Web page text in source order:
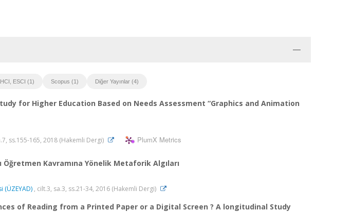
ESCI (1) Scopus (1) Diğer Yayınlar (4)
for Higher Education Based on Needs Assessment “Graphics and Animation
ss.155-165, 2018 (Hakemli Dergi) PlumX Metrics
Öğretmen Kavramına Yönelik Metaforik Algıları
(ÜZEYAD) , cilt.3, sa.3, ss.21-34, 2016 (Hakemli Dergi)
of Reading from a Printed Paper or a Digital Screen ? A longitudinal Study